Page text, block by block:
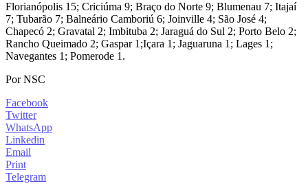
Florianópolis 15; Criciúma 9; Braço do Norte 9; Blumenau 7; Itajaí
7; Tubarão 7; Balneário Camboriú 6; Joinville 4; São José 4;
Chapecó 2; Gravatal 2; Imbituba 2; Jaraguá do Sul 2; Porto Belo 2;
Rancho Queimado 2; Gaspar 1;Içara 1; Jaguaruna 1; Lages 1;
Navegantes 1; Pomerode 1.
Por NSC
Facebook
Twitter
WhatsApp
Linkedin
Email
Print
Telegram